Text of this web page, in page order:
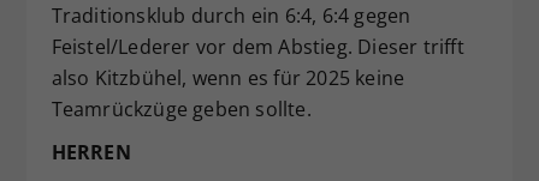
Traditionsklub durch ein 6:4, 6:4 gegen
Feistel/Lederer vor dem Abstieg. Dieser trifft
also Kitzbühel, wenn es für 2025 keine
Teamrückzüge geben sollte.
HERREN